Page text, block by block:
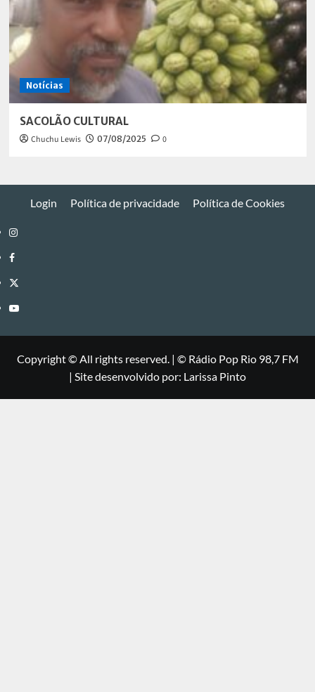
Notícias
SACOLÃO CULTURAL
Chuchu Lewis 07/08/2025 0
Login Política de privacidade Política de Cookies
Instagram
Facebook
Twitter
Youtube
Copyright © All rights reserved. | ©Rádio Pop Rio 98,7 FM
| Site desenvolvido por: Larissa Pinto